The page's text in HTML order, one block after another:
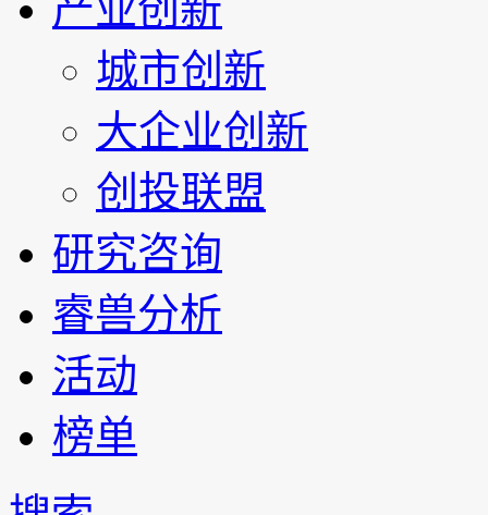
城市创新
大企业创新
创投联盟
研究咨询
睿兽分析
活动
榜单